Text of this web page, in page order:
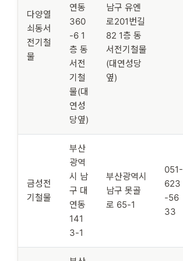
다양열
쇠동서
전기철
물
연동
360
-6 1
층 동
서전
기철
물(대
연성
당옆)
남구 유엔
로201번길
82 1층 동
서전기철물
(대연성당
옆)
금성전
기철물
부산
광역
시 남
구 대
연동
141
3-1
부산광역시
남구 못골
로 65-1
051-
623
-56
33